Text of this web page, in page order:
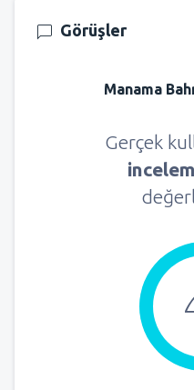
Görüşler
Manama
Gerçek